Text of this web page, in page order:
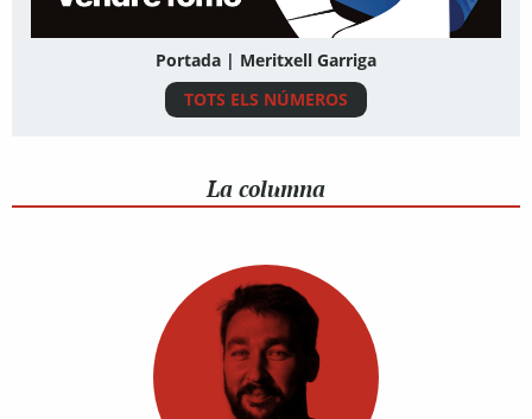
Portada | Meritxell Garriga
TOTS ELS NÚMEROS
La columna